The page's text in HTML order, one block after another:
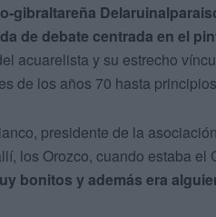
gibraltareña
de debate centrada en el
acuarelista y su estrecho
de los años 70 hasta
presidente de la
los Orozco, cuando estaba
bonitos y además era